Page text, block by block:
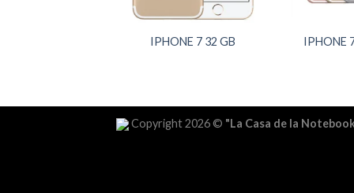
IPHONE 7 32 GB IPHONE
Copyright 2026 © "La Casa de la